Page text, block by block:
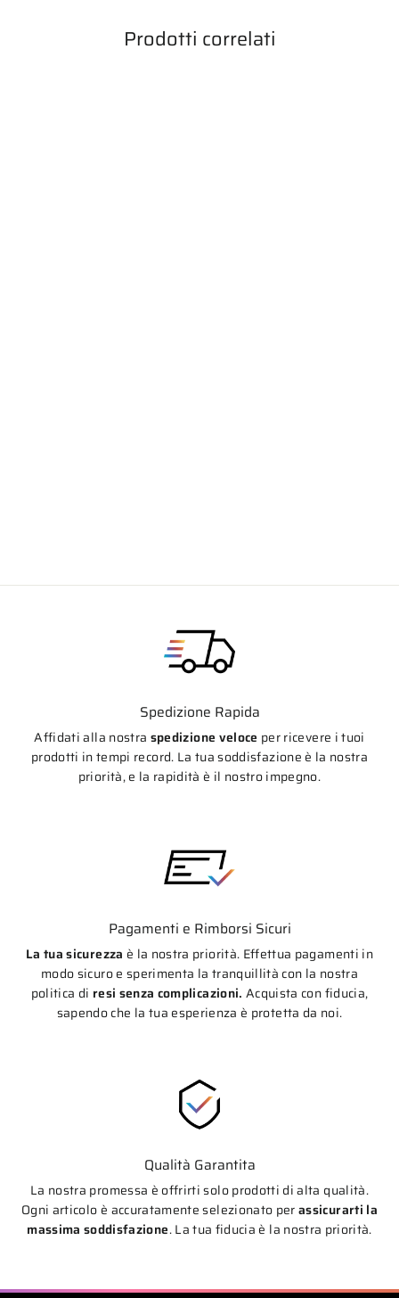
Prodotti correlati
Spedizione Rapida
Affidati alla nostra spedizione veloce per ricevere i tuoi
prodotti in tempi record. La tua soddisfazione è la nostra
priorità, e la rapidità è il nostro impegno.
Pagamenti e Rimborsi Sicuri
La tua sicurezza è la nostra priorità. Effettua pagamenti in
modo sicuro e sperimenta la tranquillità con la nostra
politica di resi senza complicazioni. Acquista con fiducia,
sapendo che la tua esperienza è protetta da noi.
Qualità Garantita
La nostra promessa è offrirti solo prodotti di alta qualità.
Ogni articolo è accuratamente selezionato perassicurarti la
massima soddisfazione. La tua fiducia è la nostra priorità.